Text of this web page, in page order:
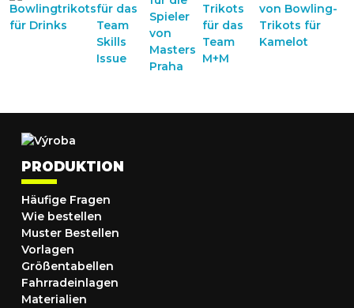
PRODUKTION
Häufige Fragen
Wie bestellen
Muster Bestellen
Vorlagen
Größentabellen
Fahrradeinlagen
Materialien